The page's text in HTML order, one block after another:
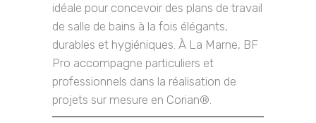
idéale pour concevoir des plans de travail
de salle de bains à la fois élégants,
durables et hygiéniques. À La Marne, BF
Pro accompagne particuliers et
professionnels dans la réalisation de
projets sur mesure en Corian®.